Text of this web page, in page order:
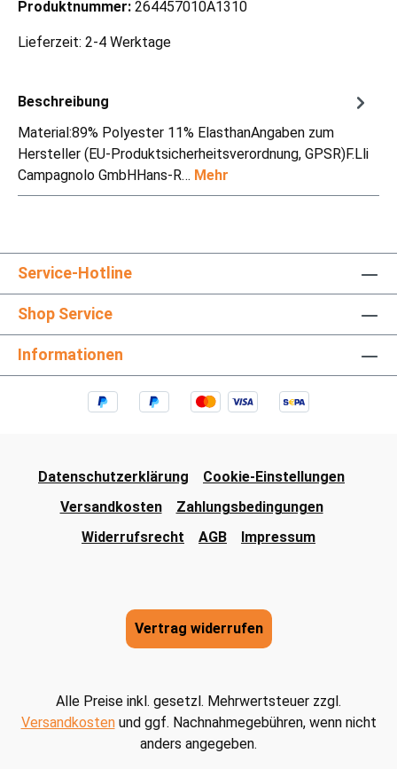
Produktnummer: 264457010A1310
Lieferzeit: 2-4 Werktage
Beschreibung
Material:89% Polyester 11% ElasthanAngaben zum
Hersteller (EU-Produktsicherheitsverordnung, GPSR)F.Lli
Campagnolo GmbHHans-R… Mehr
Service-Hotline
Shop Service
Informationen
Datenschutzerklärung
Cookie-Einstellungen
Versandkosten
Zahlungsbedingungen
Widerrufsrecht
AGB Impressum
Vertrag widerrufen
Alle Preise inkl. gesetzl. Mehrwertsteuer zzgl.
Versandkostenund ggf. Nachnahmegebühren, wenn nicht
anders angegeben.